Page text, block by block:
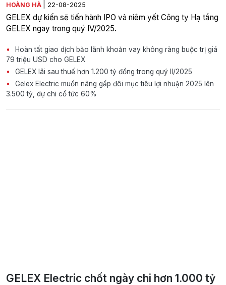
HOÀNG HÀ 22-08-2025
GELEX dự kiến sẽ tiến hành IPO và niêm yết Công ty Hạ tầng
GELEX ngay trong quý IV/2025.
Hoàn tất giao dịch bảo lãnh khoản vay không ràng buộc trị giá
79 triệu USD cho GELEX
GELEX lãi sau thuế hơn 1.200 tỷ đồng trong quý II/2025
Gelex Electric muốn nâng gấp đôi mục tiêu lợi nhuận 2025 lên
3.500 tỷ, dự chi cổ tức 60%
GELEX Electric chốt ngày chi hơn 1.000 tỷ